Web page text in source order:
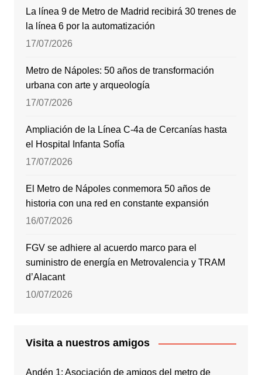
La línea 9 de Metro de Madrid recibirá 30 trenes de
la línea 6 por la automatización
17/07/2026
Metro de Nápoles: 50 años de transformación
urbana con arte y arqueología
17/07/2026
Ampliación de la Línea C-4a de Cercanías hasta
el Hospital Infanta Sofía
17/07/2026
El Metro de Nápoles conmemora 50 años de
historia con una red en constante expansión
16/07/2026
FGV se adhiere al acuerdo marco para el
suministro de energía en Metrovalencia y TRAM
d’Alacant
10/07/2026
Visita a nuestros amigos
Andén 1: Asociación de amigos del metro de